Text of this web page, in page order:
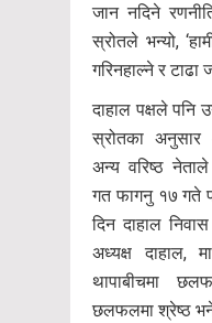
जान नदिने
स्रोतले भन्यो,
गरिनहाल्ने र टाढा
दाहाल पक्षले पनि
स्रोतका अनुसार
अन्य वरिष्ठ
गत फागनु १७ गते
दिन दाहाल
अध्यक्ष दाहाल,
थापाबीचमा
छलफलमा श्रेष्ठ